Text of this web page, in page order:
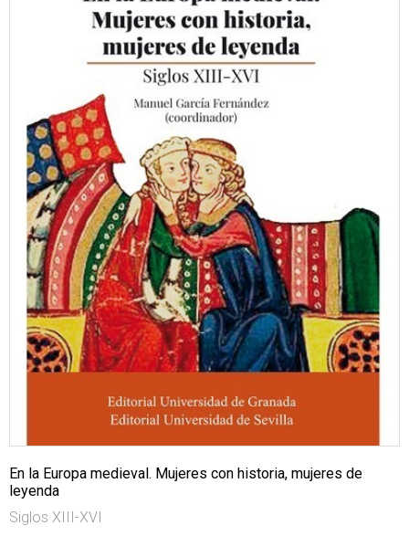
En la Europa medieval. Mujeres con historia, mujeres de
leyenda
Siglos XIII-XVI